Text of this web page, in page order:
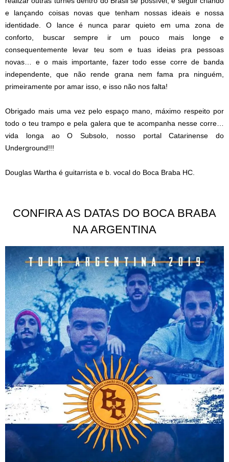
e lançando coisas novas que tenham nossas ideais e nossa
identidade. O lance é nunca parar quieto em uma zona de
conforto, buscar sempre ir um pouco mais longe e
consequentemente levar teu som e tuas ideias pra pessoas
novas… e o mais importante, fazer todo esse corre de banda
independente, que não rende grana nem fama pra ninguém,
primeiramente por amar isso, e isso não nos falta!
Obrigado mais uma vez pelo espaço mano, máximo respeito por
todo o teu trampo e pela galera que te acompanha nesse corre…
vida longa ao O Subsolo, nosso portal Catarinense do
Underground!!!
Douglas Wartha é guitarrista e b. vocal do Boca Braba HC.
CONFIRA AS DATAS DO BOCA BRABA
NA ARGENTINA